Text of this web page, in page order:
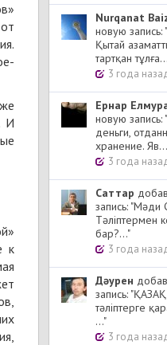
И
к
Nurqanat
новую запись:
Қытай
тартқан
3 года
Ернар
новую
деньги,
хранение.
3 года
Cаттар
запись: "Мәди
Тәліптермен
бар?..."
3 года
Дәурен
запись:
тәліптерге
..."
3 года